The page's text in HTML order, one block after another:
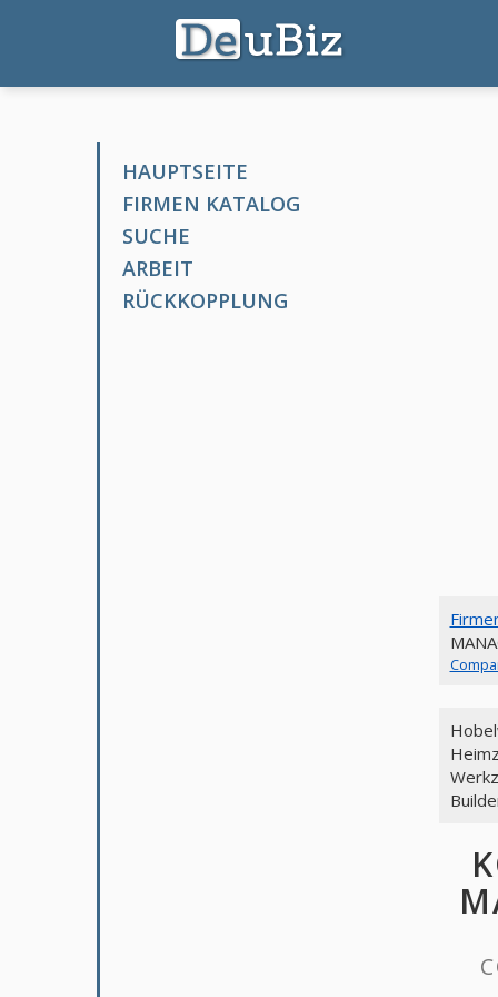
HAUPTSEITE
FIRMEN KATALOG
SUCHE
ARBEIT
RÜCKKOPPLUNG